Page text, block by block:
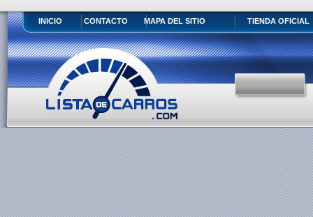
INICIO CONTACTO MAPA DEL SITIO TIENDA OFICIAL